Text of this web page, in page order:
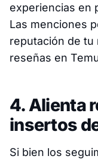
experiencias en
Las menciones
reputación de tu
reseñas en
4. Alienta
insertos
Si bien los